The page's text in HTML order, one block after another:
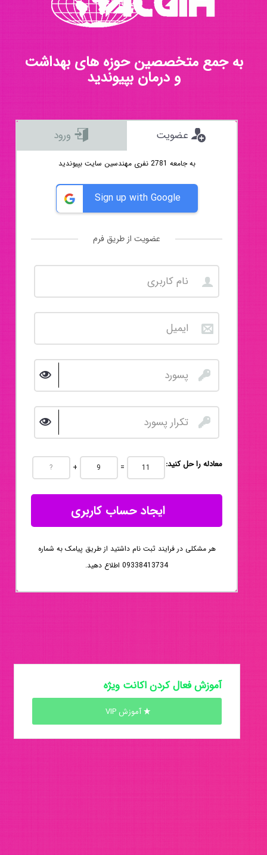
به جمع متخصصین حوزه های بهداشت
و درمان بپیوندید
به جامعه 2781 نفری مهندسین سایت بپیوندید
Sign up with Google
عضویت از طریق فرم
:معادله را حل کنید + =
ایجاد حساب کاربری
هر مشکلی در فرایند ثبت نام داشتید از طریق پیامک به شماره
09338413734 اطلاع دهید.
آموزش فعال کردن اکانت ویژه
آموزش VIP